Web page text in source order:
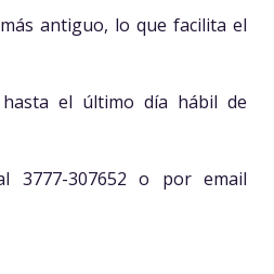
antiguo, lo que facilita el
el último día hábil de
3777-307652 o por email